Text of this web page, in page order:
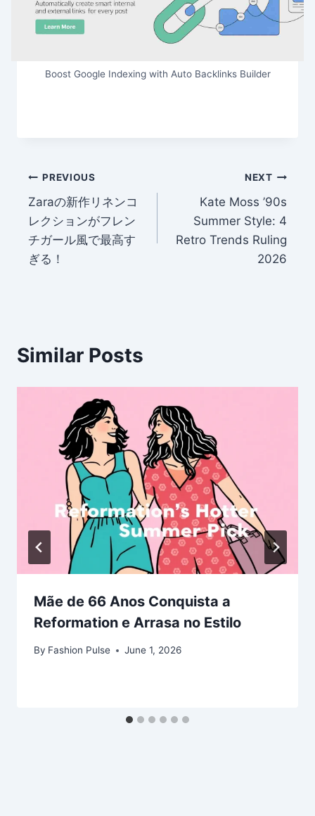
Boost Google Indexing with Auto Backlinks Builder
Post
navigation
PREVIOUS
Zaraの新作リネンコ
レクションがフレン
チガール風で最高す
ぎる！
NEXT
Kate Moss ’90s
Summer Style: 4
Retro Trends Ruling
2026
Similar Posts
Mãe de 66 Anos Conquista a
Reformation e Arrasa no Estilo
By Fashion Pulse June 1, 2026